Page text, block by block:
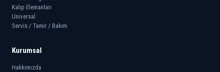
Kalıp Elemanları
Universal
Servis / Tamir / Bakım
Kurumsal
Hakkımızda